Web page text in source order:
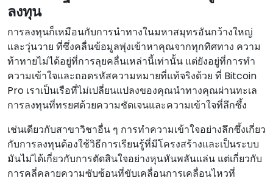
ลงทุน
การลงทุนก็เหมือนกับการนําทางในมหาสมุทรอันกว้างใหญ่
และวุ่นวาย ที่ซึ่งคลื่นข้อมูลพุ่งเข้าหาคุณจากทุกทิศทาง ความ
ท้าทายไม่ได้อยู่ที่การลุยคลื่นเหล่านี้เท่านั้น แต่ยังอยู่ที่การทํา
ความเข้าใจและถอดรหัสความหมายที่แท้จริงด้วย ที่ Bitcoin
Pro เราเป็นเรือที่ไม่เปลี่ยนแปลงของคุณนําทางคุณผ่านทะเล
การลงทุนที่ทรยศด้วยความชัดเจนและความเข้าใจที่ลึกซึ้ง
เช่นเดียวกับสาขาวิชาอื่น ๆ การทําความเข้าใจอย่างลึกซึ้งเกี่ยว
กับการลงทุนต้องใช้วิธีการเรียนรู้ที่มีโครงสร้างและเป็นระบบ
มันไม่ได้เกี่ยวกับการตัดสินใจอย่างหุนหันพลันแล่น แต่เกี่ยวกับ
การคลี่คลายความซับซ้อนที่ขับเคลื่อนการเคลื่อนไหวที่